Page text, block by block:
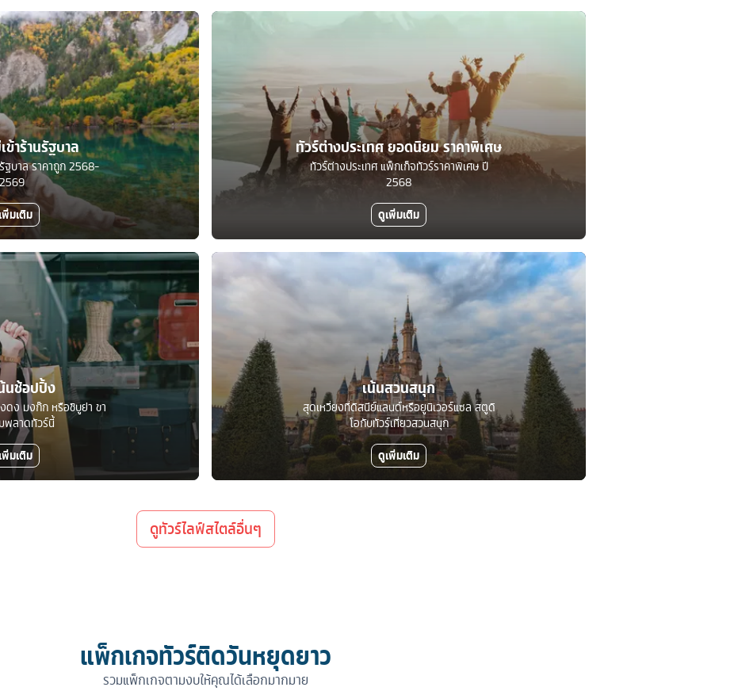
ข้าร้านรัฐบาล
ฐบาล ราคาถูก 2568-
2569
มเติม
ทัวร์ต่างประเทศ ยอดนิยม ราคาพิเศษ
ทัวร์ต่างประเทศ แพ็กเก็จทัวร์ราคาพิเศษ ปี
2568
ดูเพิ่มเติม
นช้อปปิ้ง
ดง มงก๊ก หรือชิบูย่า ขา
พลาดทัวร์นี้
มเติม
เน้นสวนสนุก
สุดเหวี่ยงที่ดิสนีย์แลนด์หรือยูนิเวอร์แซล สตูดิ
โอกับทัวร์เที่ยวสวนสนุก
ดูเพิ่มเติม
ดูทัวร์ไลฟ์สไตล์อื่นๆ
แพ็กเกจทัวร์ติดวันหยุดยาว
รวมแพ็กเกจตามงบให้คุณได้เลือกมากมาย